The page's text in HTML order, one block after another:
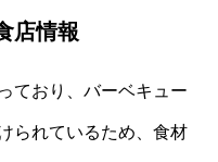
店情報
ており、バーベキュー
られているため、食材